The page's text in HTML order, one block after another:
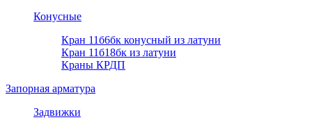
Конусные
Кран 11б6бк конусный из латуни
Кран 11б18бк из латуни
Краны КРДП
Запорная арматура
Задвижки